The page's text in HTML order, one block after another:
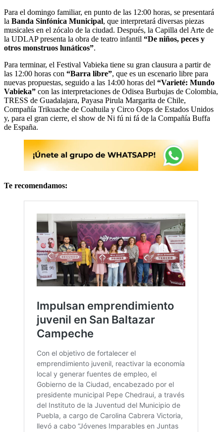
Para el domingo familiar, en punto de las 12:00 horas, se presentará
la Banda Sinfónica Municipal, que interpretará diversas piezas
musicales en el zócalo de la ciudad. Después, la Capilla del Arte de
la UDLAP presenta la obra de teatro infantil “De niños, peces y
otros monstruos lunáticos”.
Para terminar, el Festival Vabieka tiene su gran clausura a partir de
las 12:00 horas con “Barra libre”, que es un escenario libre para
nuevas propuestas, seguido a las 14:00 horas del “Varieté: Mundo
Vabieka” con las interpretaciones de Odisea Burbujas de Colombia,
TRESS de Guadalajara, Payasa Pirula Margarita de Chile,
Compañía Trikuache de Coahuila y Circo Oops de Estados Unidos
y, para el gran cierre, el show de Ni fú ni fá de la Compañía Buffa
de España.
Te recomendamos: